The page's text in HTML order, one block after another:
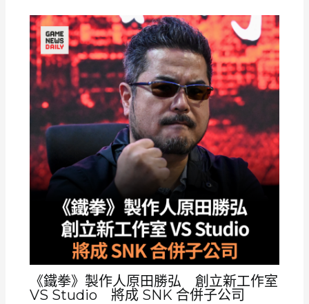
《鐵拳》製作人原田勝弘 創立新工作室
VS Studio 將成 SNK 合併子公司